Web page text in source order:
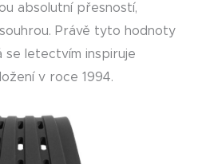
absolutní přesností,
Právě tyto hodnoty
se letectvím inspiruje
v roce 1994.